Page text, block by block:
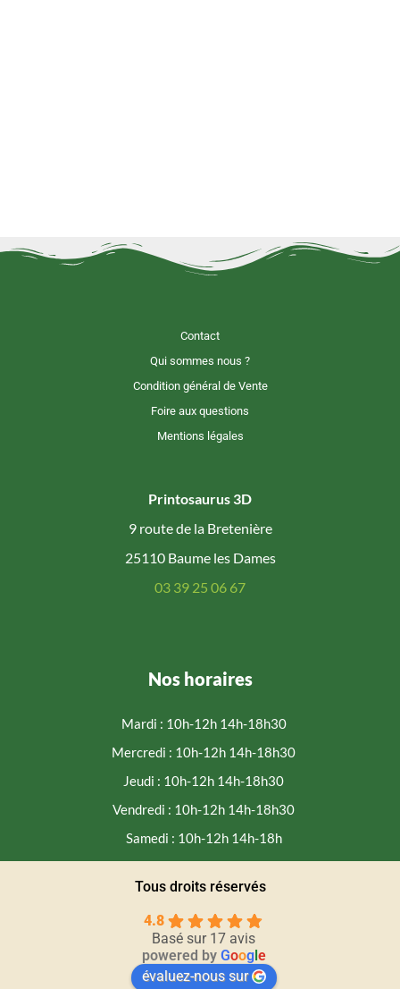
Contact
Qui sommes nous ?
Condition général de Vente
Foire aux questions
Mentions légales
Printosaurus 3D
9 route de la Bretenière
25110 Baume les Dames
03 39 25 06 67
Nos horaires
Mardi : 10h-12h 14h-18h30
Mercredi : 10h-12h 14h-18h30
Jeudi : 10h-12h 14h-18h30
Vendredi : 10h-12h 14h-18h30
Samedi : 10h-12h 14h-18h
Tous droits réservés
4.8
Basé sur 17 avis
powered by Google
évaluez-nous sur